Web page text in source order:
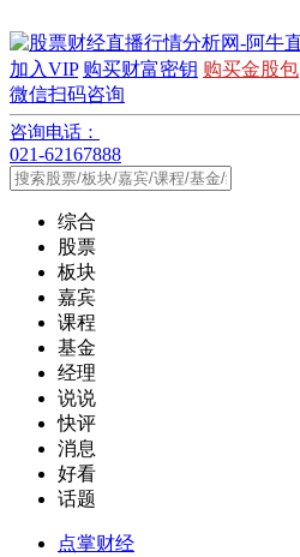
加入VIP 购买财富密钥 购买金股包
微信扫码咨询
咨询电话：
021-62167888
综合
股票
板块
嘉宾
课程
基金
经理
说说
快评
消息
好看
话题
点掌财经